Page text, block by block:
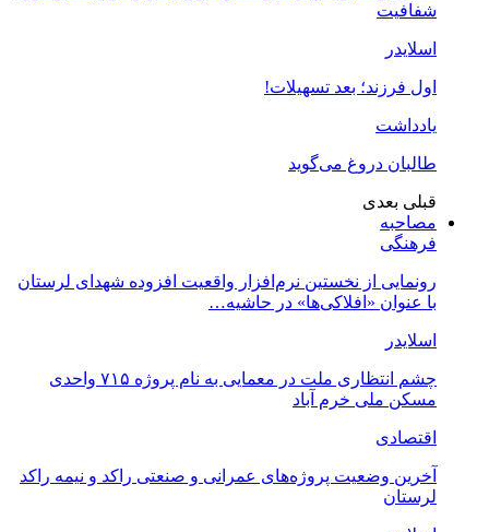
شفافیت
اسلایدر
اول فرزند؛ بعد تسهیلات!
یادداشت
طالبان دروغ می‌گوید
قبلی بعدی
مصاحبه
فرهنگی
رونمایی از نخستین نرم‌افزار واقعیت افزوده شهدای لرستان
با عنوان «افلاکی‌ها» در حاشیه…
اسلایدر
چشم انتظاری ملت در معمایی به نام پروژه ۷۱۵ واحدی
مسکن ملی خرم آباد
اقتصادی
آخرین وضعیت پروژه‌های عمرانی و صنعتی راکد و نیمه راکد
لرستان